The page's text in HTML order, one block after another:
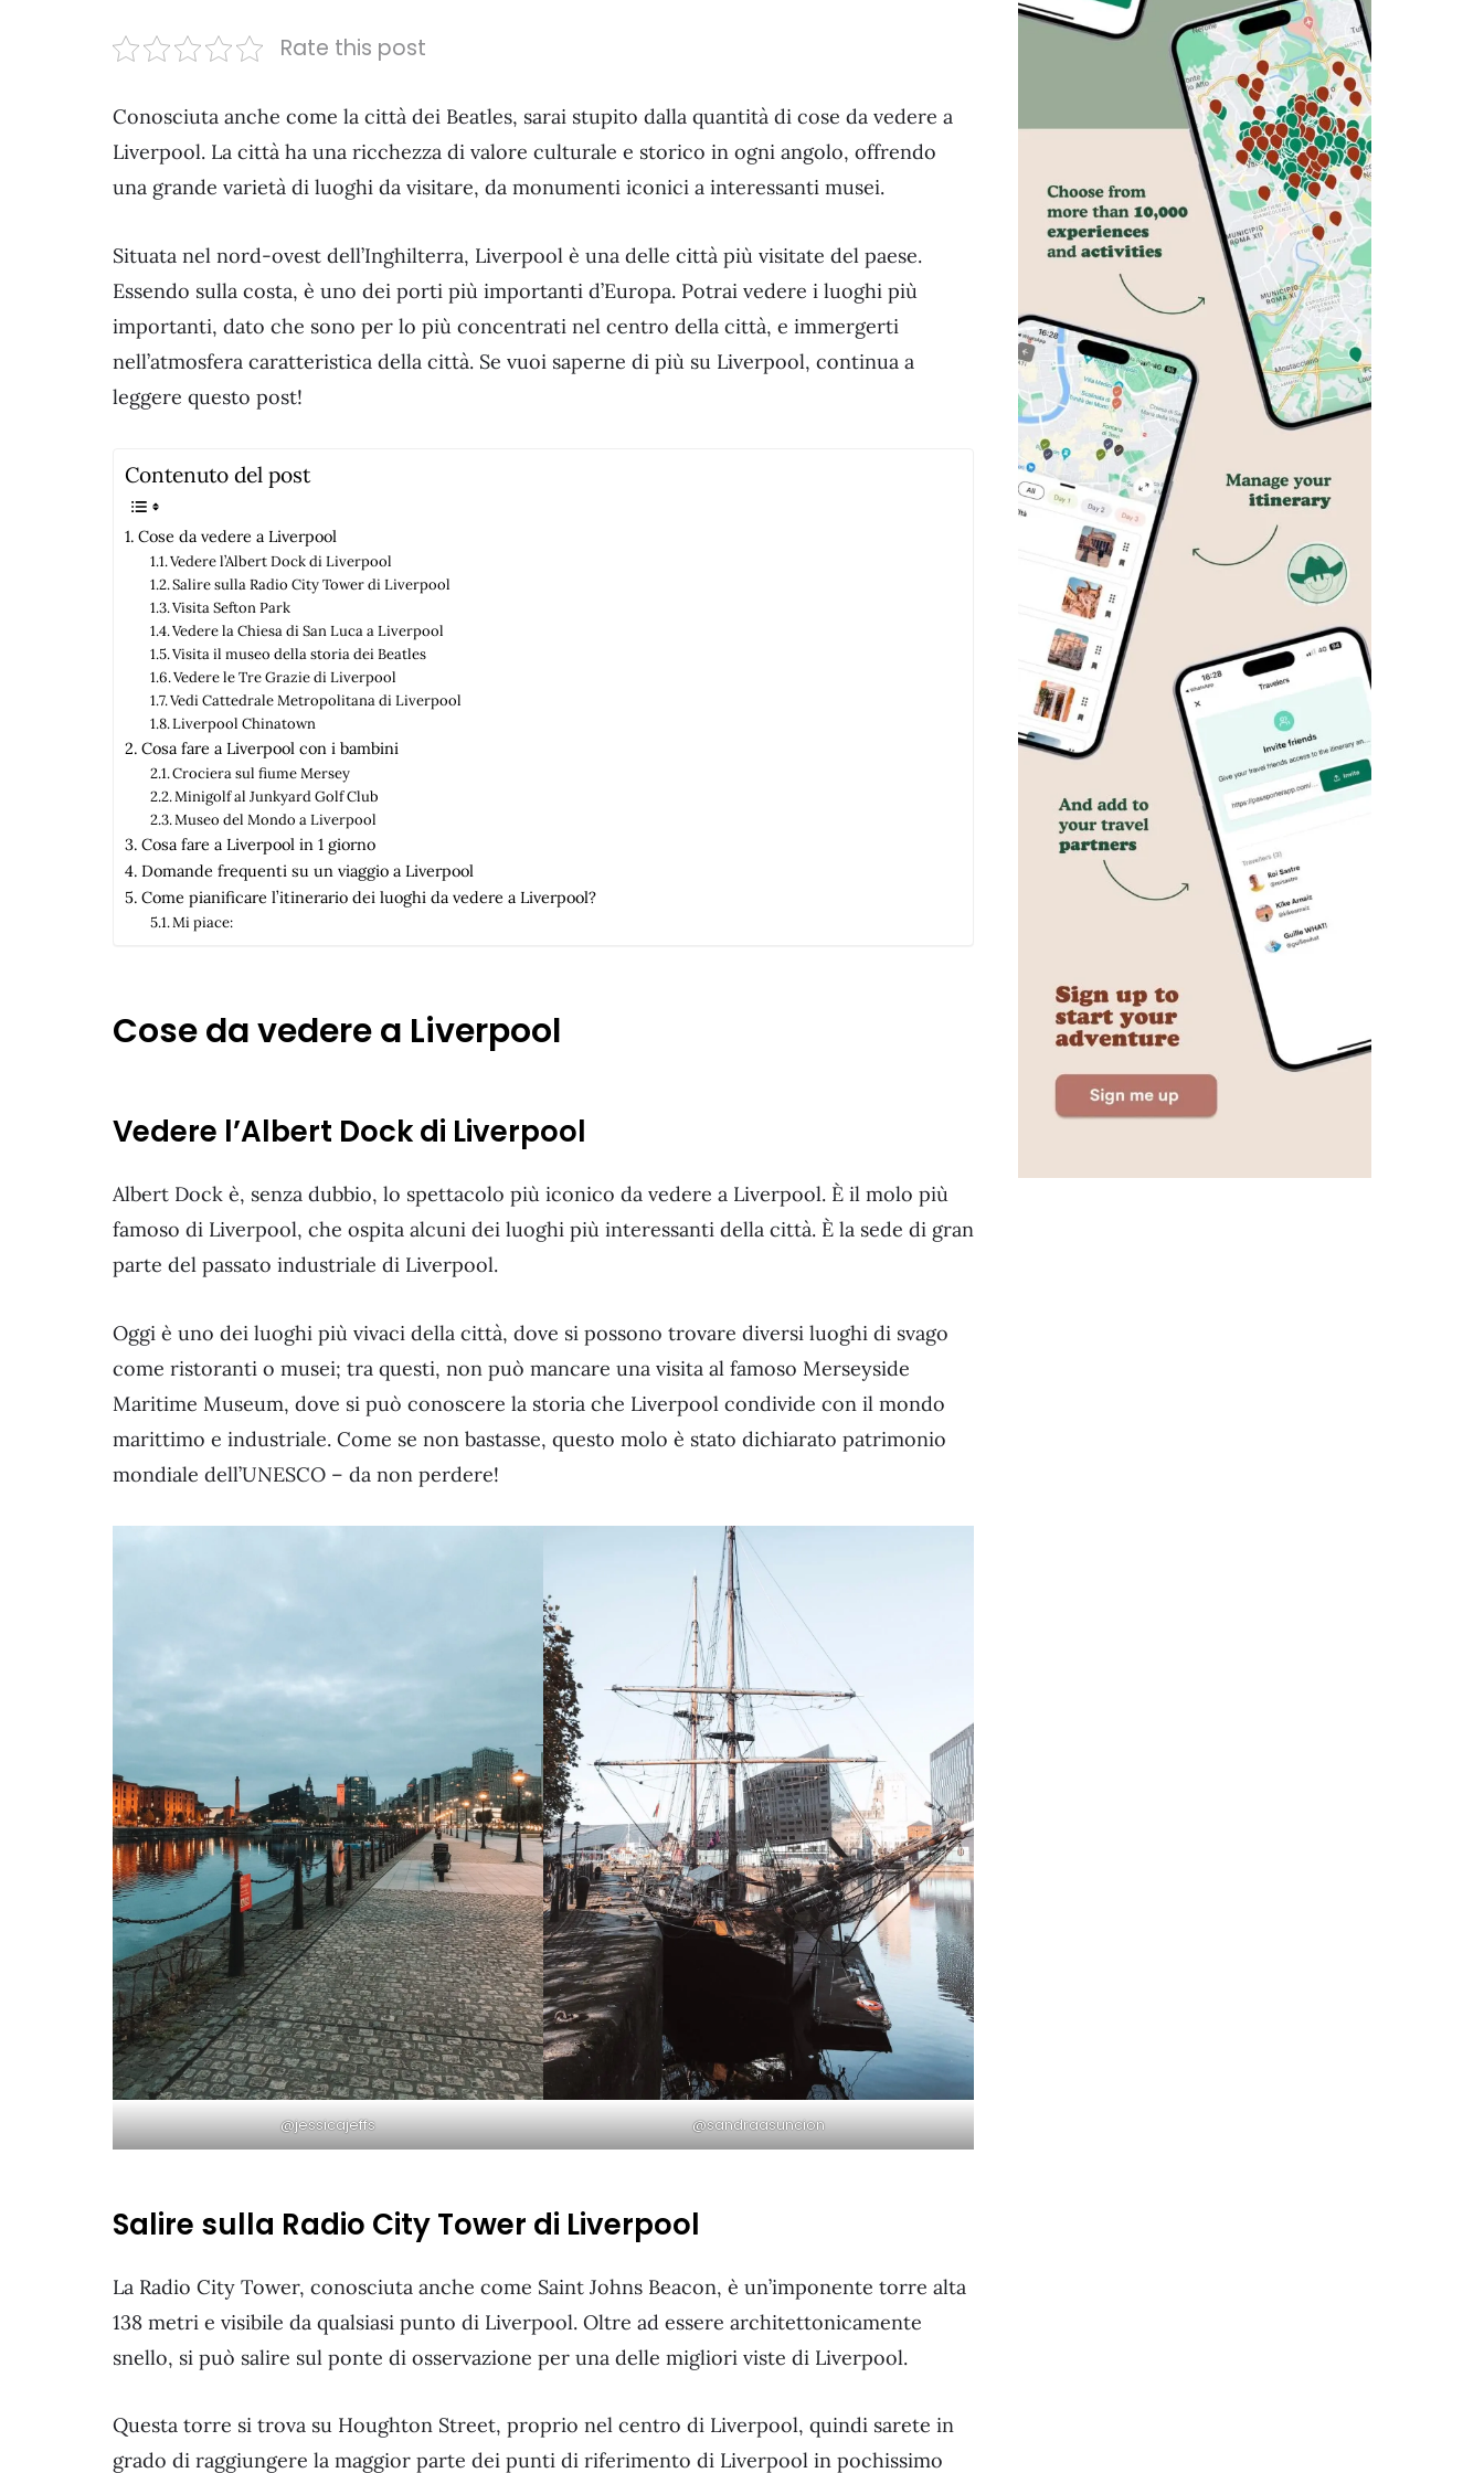
Rate this post
Conosciuta anche come la città dei Beatles, sarai stupito dalla quantità di cose da vedere a
Liverpool. La città ha una ricchezza di valore culturale e storico in ogni angolo, offrendo
una grande varietà di luoghi da visitare, da monumenti iconici a interessanti musei.
Situata nel nord-ovest dell’Inghilterra, Liverpool è una delle città più visitate del paese.
Essendo sulla costa, è uno dei porti più importanti d’Europa. Potrai vedere i luoghi più
importanti, dato che sono per lo più concentrati nel centro della città, e immergerti
nell’atmosfera caratteristica della città. Se vuoi saperne di più su Liverpool, continua a
leggere questo post!
Contenuto del post
Cose da vedere a Liverpool
Vedere l’Albert Dock di Liverpool
Salire sulla Radio City Tower di Liverpool
Visita Sefton Park
Vedere la Chiesa di San Luca a Liverpool
Visita il museo della storia dei Beatles
Vedere le Tre Grazie di Liverpool
Vedi Cattedrale Metropolitana di Liverpool
Liverpool Chinatown
Cosa fare a Liverpool con i bambini
Crociera sul fiume Mersey
Minigolf al Junkyard Golf Club
Museo del Mondo a Liverpool
Cosa fare a Liverpool in 1 giorno
Domande frequenti su un viaggio a Liverpool
Come pianificare l’itinerario dei luoghi da vedere a Liverpool?
Mi piace:
Cose da vedere a Liverpool
Vedere l’Albert Dock di Liverpool
Albert Dock è, senza dubbio, lo spettacolo più iconico da vedere a Liverpool. È il molo più
famoso di Liverpool, che ospita alcuni dei luoghi più interessanti della città. È la sede di gran
parte del passato industriale di Liverpool.
Oggi è uno dei luoghi più vivaci della città, dove si possono trovare diversi luoghi di svago
come ristoranti o musei; tra questi, non può mancare una visita al famoso Merseyside
Maritime Museum, dove si può conoscere la storia che Liverpool condivide con il mondo
marittimo e industriale. Come se non bastasse, questo molo è stato dichiarato patrimonio
mondiale dell’UNESCO – da non perdere!
@jessicajeffs @sandraasuncion
Salire sulla Radio City Tower di Liverpool
La Radio City Tower, conosciuta anche come Saint Johns Beacon, è un’imponente torre alta
138 metri e visibile da qualsiasi punto di Liverpool. Oltre ad essere architettonicamente
snello, si può salire sul ponte di osservazione per una delle migliori viste di Liverpool.
Questa torre si trova su Houghton Street, proprio nel centro di Liverpool, quindi sarete in
grado di raggiungere la maggior parte dei punti di riferimento di Liverpool in pochissimo